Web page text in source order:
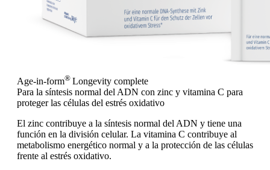
Age-in-form® Longevity complete
Para la síntesis normal del ADN con zinc y vitamina C para
proteger las células del estrés oxidativo
El zinc contribuye a la síntesis normal del ADN y tiene una
función en la división celular. La vitamina C contribuye al
metabolismo energético normal y a la protección de las células
frente al estrés oxidativo.